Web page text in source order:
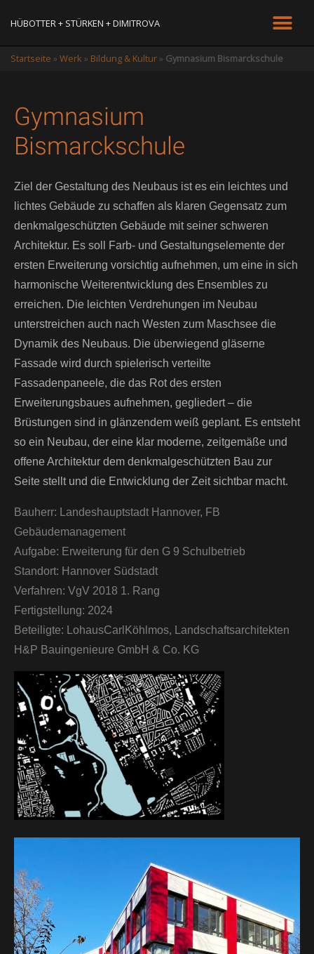
HÜBOTTER + STÜRKEN + DIMITROVA
Startseite » Werk » Bildung & Kultur» Gymnasium Bismarckschule
Gymnasium
Bismarckschule
Ziel der Gestaltung des Neubaus ist es ein leichtes und
lichtes Gebäude zu schaffen als klaren Gegensatz zum
denkmalgeschützten Gebäude mit seiner schweren
Architektur. Es soll Farb- und Gestaltungselemente der
ersten Erweiterung vorsichtig aufnehmen, um eine in sich
harmonische Weiterentwicklung des Ensembles zu
erreichen. Die leichten Verdrehungen im Neubau
unterstreichen auch nach Westen zum Maschsee die
Dynamik des Neubaus. Die überwiegend gläserne
Fassade wird durch spielerisch verteilte
Fassadenpaneele, die das Rot des ersten
Erweiterungsbaues aufnehmen, gegliedert – die
Brüstungen sind in glänzendem weiß geplant. Es entsteht
so ein Neubau, der eine klar moderne, zeitgemäße und
offene Architektur dem denkmalgeschützten Bau zur
Seite stellt und die Entwicklung der Zeit sichtbar macht.
Bauherr: Landeshauptstadt Hannover, FB
Gebäudemanagement
Aufgabe: Erweiterung für den G 9 Schulbetrieb
Standort: Hannover Südstadt
Verfahren: VgV 2018 1. Rang
Fertigstellung: 2024
Beteiligte: LohausCarlKöhlmos, Landschaftsarchitekten
H&P Bauingenieure GmbH & Co. KG